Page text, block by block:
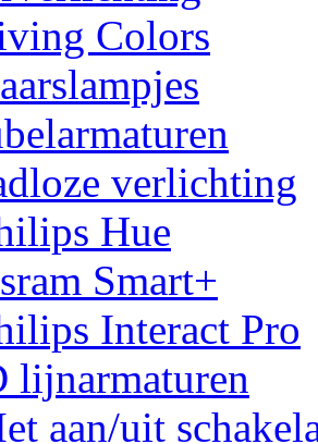
Colors
verlichting
Hue
Smart+
Interact Pro
lijnarmaturen
aan/uit